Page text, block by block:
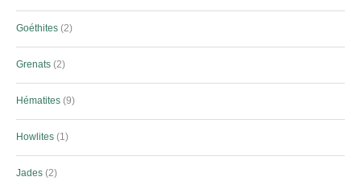
Goéthites 2
Grenats 2
Hématites 9
Howlites 1
Jades 2